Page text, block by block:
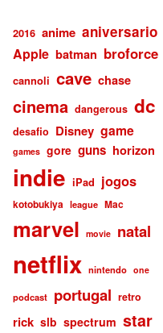
2016 anime aniversario
Apple batman broforce
cannoli cave chase
cinema dangerous dc
desafio Disney game
games gore guns horizon
indie iPad jogos
kotobukiya league Mac
marvel movie natal
netflix nintendo one
podcast portugal retro
rick slb spectrum star